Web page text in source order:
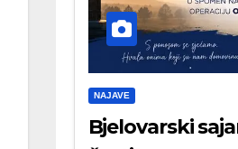
NAJAVE
Bjelovarski